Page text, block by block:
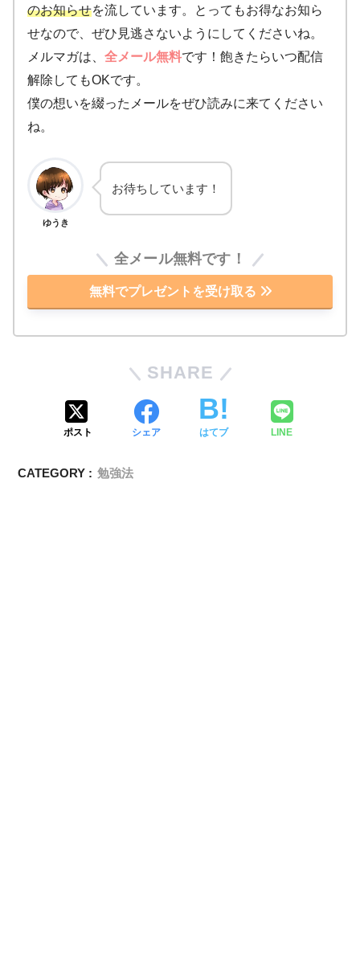
のお知らせを流しています。とってもお得なお知ら
せなので、ぜひ見逃さないようにしてくださいね。
メルマガは、 全メール無料です！飽きたらいつ配信
解除してもOKです。
僕の想いを綴ったメールをぜひ読みに来てください
ね。
ゆうき
お待ちしています！
全メール無料です！
無料でプレゼントを受け取る
SHARE
ポスト シェア はてブ LINE
CATEGORY : 勉強法